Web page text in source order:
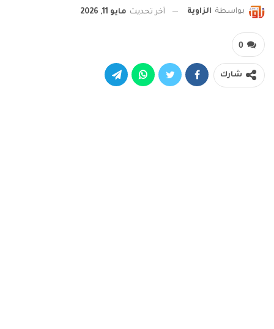
بواسطة الزاوية آخر تحديث مايو 11, 2026
0
شارك